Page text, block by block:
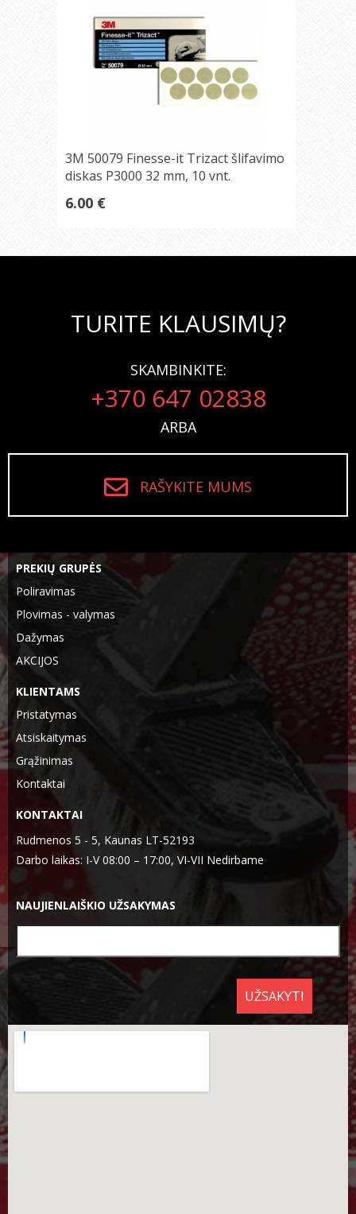
3M 50079 Finesse-it Trizact šlifavimo
diskas P3000 32 mm, 10 vnt.
6.00 €
TURITE KLAUSIMŲ?
SKAMBINKITE:
+370 647 02838
ARBA
RAŠYKITE MUMS
PREKIŲ GRUPĖS
Poliravimas
Plovimas - valymas
Dažymas
AKCIJOS
KLIENTAMS
Pristatymas
Atsiskaitymas
Grąžinimas
Kontaktai
KONTAKTAI
Rudmenos 5 - 5, Kaunas LT-52193
Darbo laikas: I-V 08:00 – 17:00, VI-VII Nedirbame
NAUJIENLAIŠKIO UŽSAKYMAS
UŽSAKYTI